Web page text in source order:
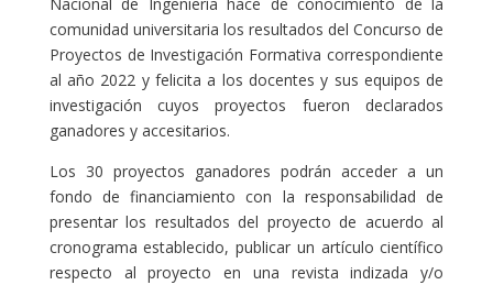
comunidad universitaria los resultados del Concurso de
Proyectos de Investigación Formativa correspondiente
al año 2022 y felicita a los docentes y sus equipos de
investigación cuyos proyectos fueron declarados
ganadores y accesitarios.
Los 30 proyectos ganadores podrán acceder a un
fondo de financiamiento con la responsabilidad de
presentar los resultados del proyecto de acuerdo al
cronograma establecido, publicar un artículo científico
respecto al proyecto en una revista indizada y/o